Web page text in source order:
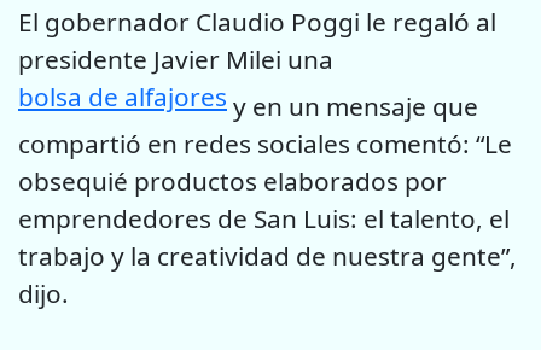
El gobernador Claudio Poggi le regaló al
presidente Javier Milei una
bolsa de alfajores y en un mensaje que
compartió en redes sociales comentó: “Le
obsequié productos elaborados por
emprendedores de San Luis: el talento, el
trabajo y la creatividad de nuestra gente”,
dijo.